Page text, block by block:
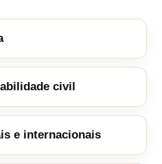
civil
e internacionais